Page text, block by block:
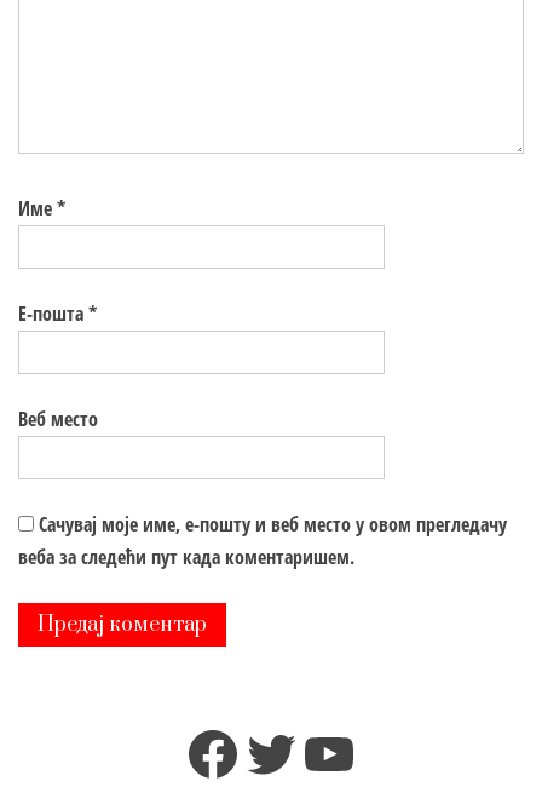
Име*
Е-пошта*
Веб место
Сачувај моје име, е-пошту и веб место у овом прегледачу
веба за следећи пут када коментаришем.
Facebook
TwitterYouTube